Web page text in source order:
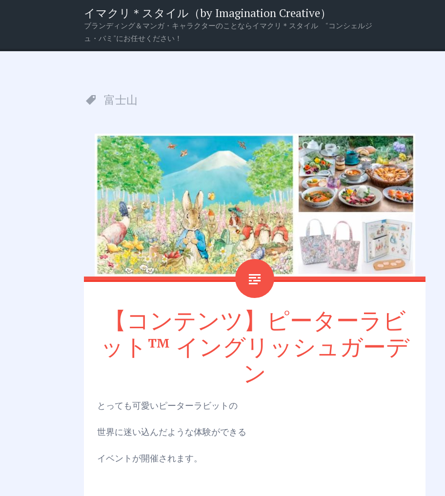
イマクリ＊スタイル（by Imagination Creative）
ブランディング＆マンガ・キャラクターのことならイマクリ＊スタイル “コンシェルジ
ュ・バミ”にお任せください！
ニ
索
富士山
【コンテンツ】ピーターラビ
ット™ イングリッシュガーデ
ン
とっても可愛いピーターラビットの
世界に迷い込んだような体験ができる
イベントが開催されます。